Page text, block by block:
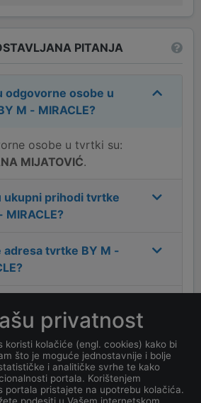
PITANJA
odgovorne osobe u
M - MIRACLE?
osobe u tvrtki su:
MIJATOVIĆ.
ukupni prihodi tvrtke
MIRACLE?
adresa tvrtke BY M -
?
?
zaposlenih
BY M - MIRACLE?
privatnost
koristi kolačiće (engl. cookies) kako bi
što je moguće jednostavnije i bolje
i analitičke svrhe te kako
portala. Korištenjem
portala pristajete na upotrebu kolačića.